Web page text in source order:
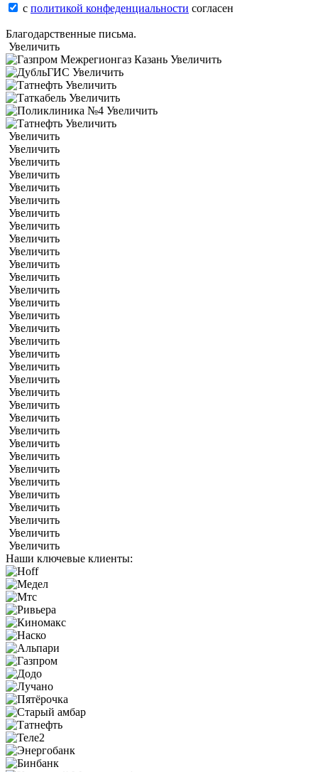
с политикой конфеденциальности согласен
Благодарственные письма.
Увеличить
Увеличить
Увеличить
Увеличить
Увеличить
Увеличить
Увеличить
Увеличить
Увеличить
Увеличить
Увеличить
Увеличить
Увеличить
Увеличить
Увеличить
Увеличить
Увеличить
Увеличить
Увеличить
Увеличить
Увеличить
Увеличить
Увеличить
Увеличить
Увеличить
Увеличить
Увеличить
Увеличить
Увеличить
Увеличить
Увеличить
Увеличить
Увеличить
Увеличить
Увеличить
Увеличить
Увеличить
Увеличить
Увеличить
Увеличить
Наши ключевые клиенты: